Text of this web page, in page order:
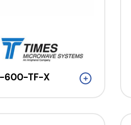
600-TF-X